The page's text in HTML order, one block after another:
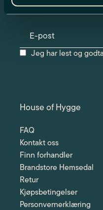
spennende nyheter og
Jeg har lest og
House of Hygge
FAQ
Kontakt oss
Finn forhandler
Brandstore Hemsedal
Retur
Kjøpsbetingelser
Personvernerklæring